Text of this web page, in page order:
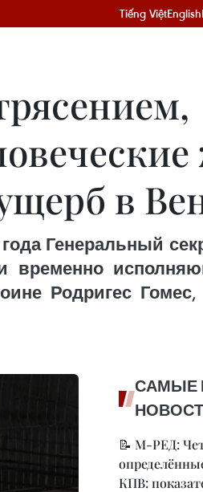
Tiếng ViệtEnglish
в
Генеральный
временно
Родригес
САМЫЕ
📝 М-РЕД:
КПВ: